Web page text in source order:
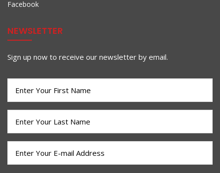
Facebook
NEWSLETTER
Sign up now to receive our newsletter by email.
(Required)
(Required)